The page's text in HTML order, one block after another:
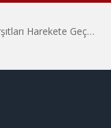
Hiroşima’nın 81. Yılında İtalyan Savaş Karşıtları Harekete Geçti: “Hatırlamak yeterli değil”